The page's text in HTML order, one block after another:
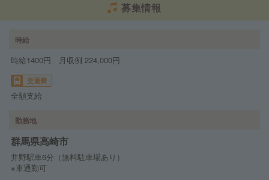
募集情報
時給
時給1400円 月収例 224,000円
交通費
全額支給
勤務地
群馬県高崎市
井野駅車6分（無料駐車場あり）
※車通勤可